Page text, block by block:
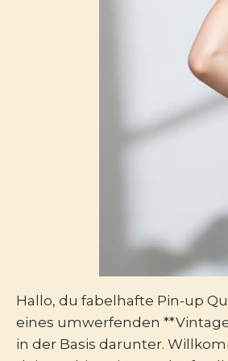
Hallo, du fabelhafte Pin-up
eines umwerfenden
in der Basis darunter.